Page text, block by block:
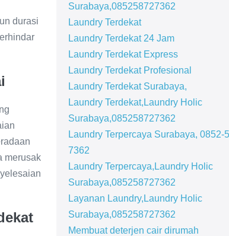
durasi
merusak
Surabaya,085258727362
Laundry Terdekat
Laundry Terdekat 24 Jam
Laundry Terdekat Express
Laundry Terdekat Profesional
Laundry Terdekat Surabaya,
Laundry Terdekat,Laundry Holic
Surabaya,085258727362
Laundry Terpercaya Surabaya, 0852-
7362
Laundry Terpercaya,Laundry Holic
Surabaya,085258727362
Layanan Laundry,Laundry Holic
Surabaya,085258727362
Membuat deterjen cair dirumah